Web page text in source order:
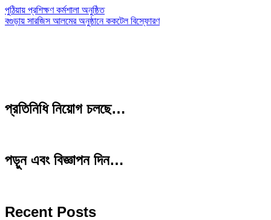
পুঠিয়ায় প্রশিক্ষণ কর্মশালা অনুষ্ঠিত
বগুড়ায় সারজিস আলমের অনুষ্ঠানে ককটেল বিস্ফোরণ
প্রতিনিধি নিয়োগ চলছে…
পড়ুন এবং বিজ্ঞাপন দিন…
Recent Posts